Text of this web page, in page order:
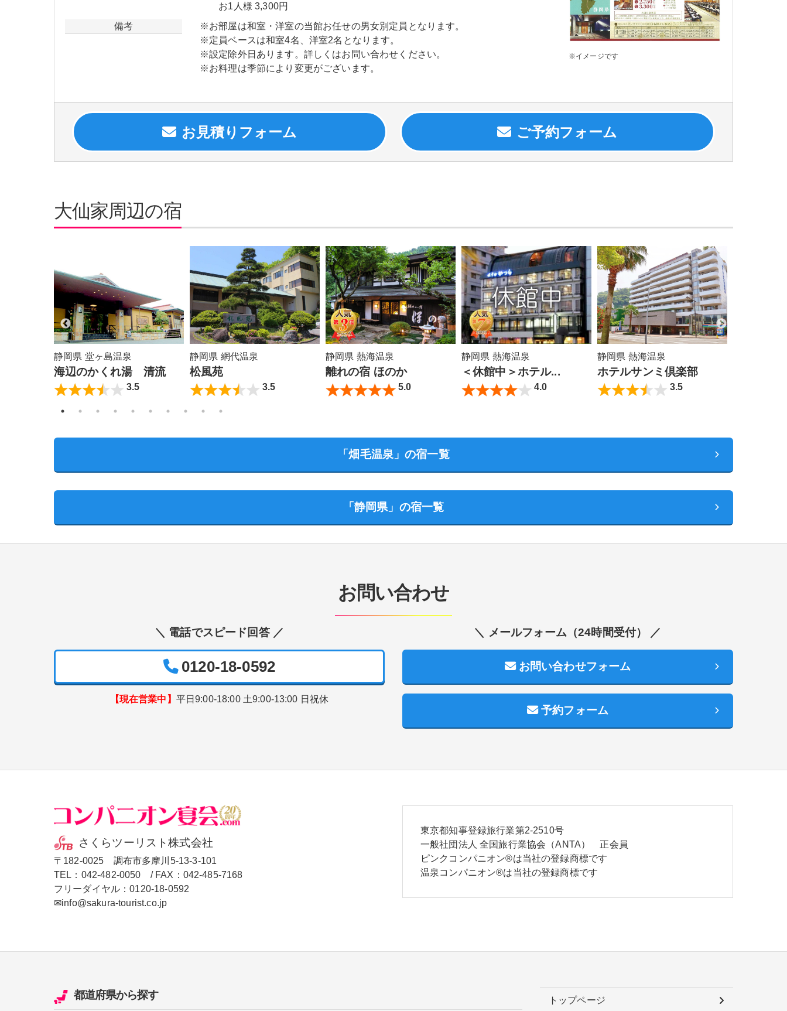
お1人様 3,300円
備考
※お部屋は和室・洋室の当館お任せの男女別定員となります。
※定員ベースは和室4名、洋室2名となります。
※設定除外日あります。詳しくはお問い合わせください。
※お料理は季節により変更がございます。
※イメージです
大仙家周辺の宿
静岡県 堂ヶ島温泉
海辺のかくれ湯 清流
3.5
静岡県 網代温泉
松風苑
3.5
静岡県 熱海温泉
離れの宿 ほのか
5.0
静岡県 熱海温泉
＜休館中＞ホテル...
4.0
静岡県 熱海温泉
ホテルサンミ倶楽部
3.5
「畑毛温泉」の宿一覧
「静岡県」の宿一覧
お問い合わせ
＼ 電話でスピード回答 ／
0120-18-0592
【現在営業中】 平日9:00-18:00 土9:00-13:00 日祝休
＼ メールフォーム（24時間受付） ／
お問い合わせフォーム
予約フォーム
さくらツーリスト株式会社
〒182-0025 調布市多摩川5-13-3-101
TEL： 042-482-0050 / FAX：042-485-7168
フリーダイヤル：0120-18-0592
✉info@sakura-tourist.co.jp
東京都知事登録旅行業第2-2510号
一般社団法人 全国旅行業協会（ANTA） 正会員
ピンクコンパニオン®は当社の登録商標です
温泉コンパニオン®は当社の登録商標です
都道府県から探す トップページ